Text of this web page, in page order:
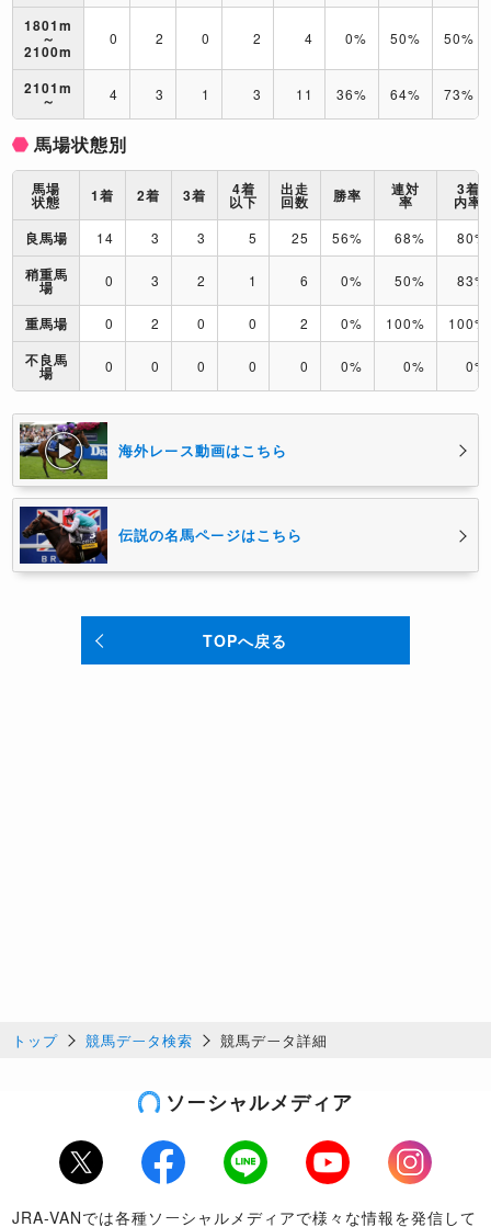
1801m
～
2100m
0 2 0 2 4 0% 50% 50%
2101m
～ 4 3 1 3 11 36% 64% 73%
馬場状態別
馬場
状態 1着 2着 3着 4着
以下
出走
回数 勝率 連対
率
3着
内率
良馬場
14 3 3 5 25 56% 68% 80%
稍重馬
場 0 3 2 1 6 0% 50% 83%
重馬場 0 2 0 0 2 0% 100% 100%
不良馬
場 0 0 0 0 0 0% 0% 0%
海外レース動画はこちら
伝説の名馬ページはこちら
TOPへ戻る
トップ 競馬データ検索 競馬データ詳細
ソーシャルメディア
Twitter Facebook LINE Youtube
Instagram
JRA-VANでは各種ソーシャルメディアで様々な情報を発信して